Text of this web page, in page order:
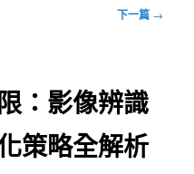
下一篇 →
：影像辨識
策略全解析